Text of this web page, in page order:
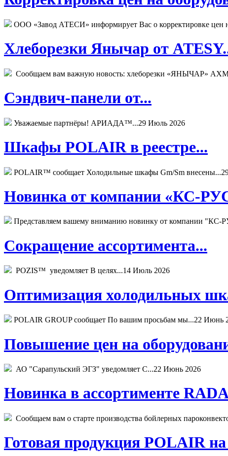
ООО «Завод АТЕСИ» информирует Вас о корректировке цен
Хлеборезки Янычар от
Сообщаем вам важную новость: хлеборезки «ЯНЫЧАР»
Сэндвич-панели от...
Уважаемые партнёры! АРИАДА™...29 Июль 2026
Шкафы POLAIR в реестре...
POLAIR™ сообщает Холодильные шкафы Gm/Sm внесены...
Новинка от компании «КС-
Представляем вашему вниманию новинку от компании
Сокращение ассортимента...
POZIS™ уведомляет В целях...14 Июль 2026
Оптимизация холодильных
POLAIR GROUP сообщает По вашим просьбам мы...22 Июнь
Повышение цен на
АО "Сарапульский ЭГЗ" уведомляет С...22 Июнь 2026
Новинка в ассортименте
Сообщаем вам о старте производства бойлерных
Готовая продукция POLAIR на